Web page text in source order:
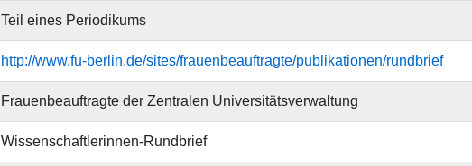
Teil eines Periodikums
http://www.fu-berlin.de/sites/frauenbeauftragte/publikationen/rundbrief
Frauenbeauftragte der Zentralen Universitätsverwaltung
Wissenschaftlerinnen-Rundbrief